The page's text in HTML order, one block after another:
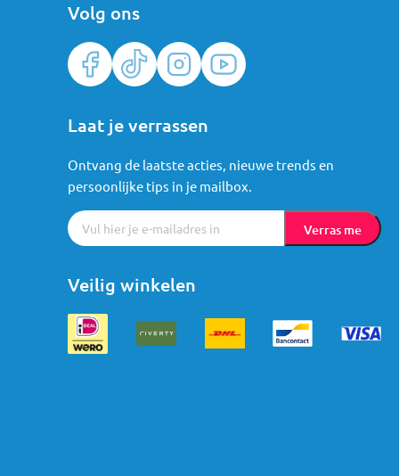
Volg ons
Veilig winkelen
Laat je verrassen
Ontvang de laatste acties, nieuwe trends en
persoonlijke tips in je mailbox.
Verras me